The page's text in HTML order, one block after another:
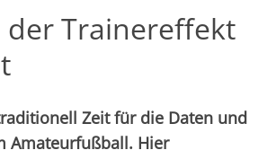
der Trainereffekt
Zeit für die Daten und
Amateurfußball. Hier